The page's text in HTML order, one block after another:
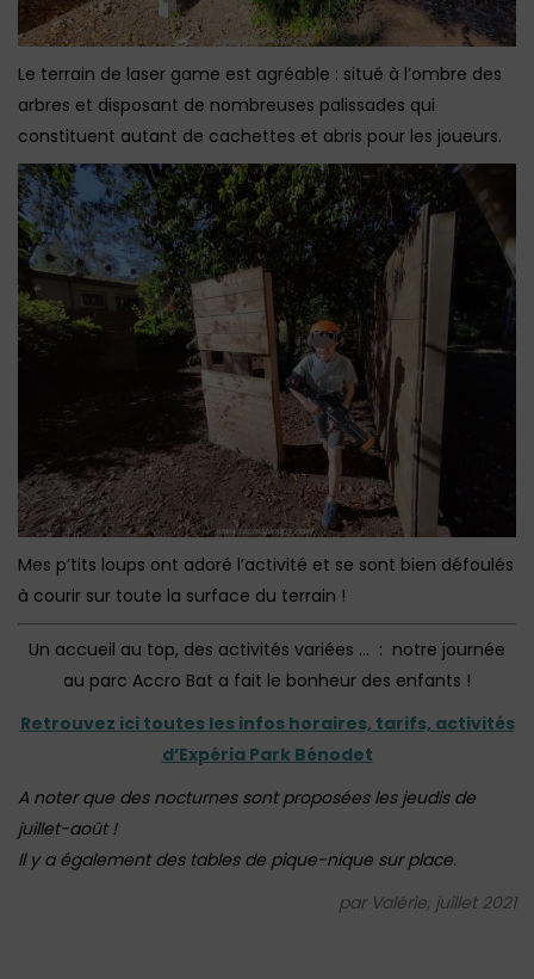
Le terrain de laser game est agréable : situé à l’ombre des
arbres et disposant de nombreuses palissades qui
constituent autant de cachettes et abris pour les joueurs.
Mes p’tits loups ont adoré l’activité et se sont bien défoulés
à courir sur toute la surface du terrain !
Un accueil au top, des activités variées … : notre journée
au parc Accro Bat a fait le bonheur des enfants !
Retrouvez ici toutes les infos horaires, tarifs, activités
d’Expéria Park Bénodet
A noter que des nocturnes sont proposées les jeudis de
juillet-août !
Il y a également des tables de pique-nique sur place.
par Valérie, juillet 2021